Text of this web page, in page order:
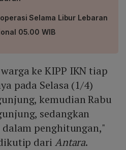
Selama Libur Lebaran
05.00 WIB
ke KIPP IKN tiap
pada Selasa (1/4)
kemudian Rabu
sedangkan
penghitungan,"
dari Antara.